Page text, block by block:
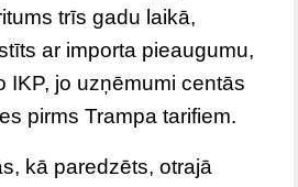
trīs gadu laikā,
ar importa pieaugumu,
IKP, jo uzņēmumi centās
pirms Trampa tarifiem.
kā paredzēts, otrajā